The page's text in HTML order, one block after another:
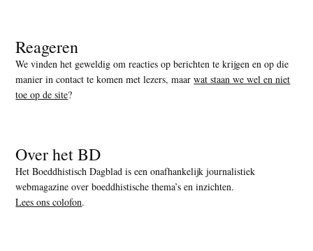
Reageren
We vinden het geweldig om reacties op berichten te krijgen en op die
manier in contact te komen met lezers, maarwat staan we wel en niet
toe op de site?
Over het BD
Het Boeddhistisch Dagblad is een onafhankelijk journalistiek
webmagazine over boeddhistische thema’s en inzichten.
Lees ons colofon.